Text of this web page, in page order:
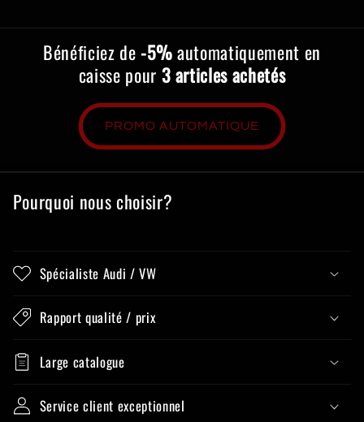
Bénéficiez de-5%automatiquement en
caisse pour 3 articles achetés
PROMO AUTOMATIQUE
Pourquoi nous choisir?
Spécialiste Audi / VW
Rapport qualité / prix
Large catalogue
Service client exceptionnel